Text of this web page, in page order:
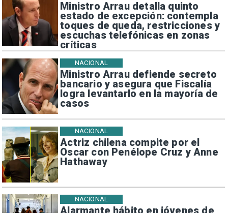
Ministro Arrau detalla quinto
estado de excepción: contempla
toques de queda, restricciones y
escuchas telefónicas en zonas
críticas
Ministro Arrau defiende secreto
bancario y asegura que Fiscalía
logra levantarlo en la mayoría de
casos
NACIONAL
Actriz chilena compite por el
Oscar con Penélope Cruz y Anne
Hathaway
NACIONAL
NACIONAL